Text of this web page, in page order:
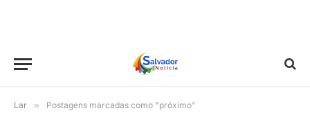
Lar » Postagens marcadas como "próximo"